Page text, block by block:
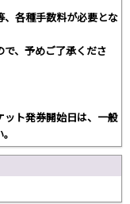
各種手数料が必要とな
、予めご了承くださ
ト発券開始日は、一般